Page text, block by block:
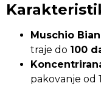
Muschio
traje do 100
pakovanje od